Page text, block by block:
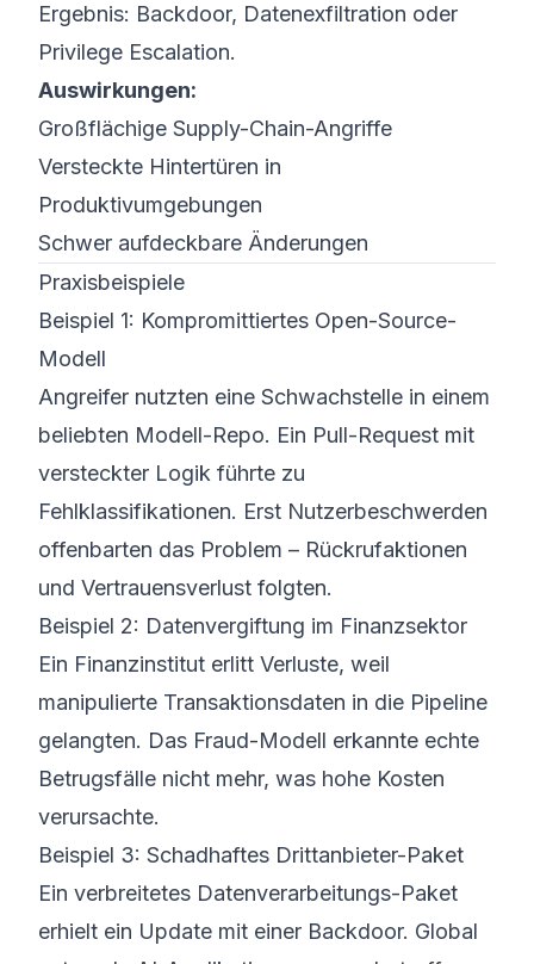
Ergebnis: Backdoor, Datenexfiltration oder
Privilege Escalation.
Auswirkungen:
Großflächige Supply-Chain-Angriffe
Versteckte Hintertüren in
Produktivumgebungen
Schwer aufdeckbare Änderungen
Praxisbeispiele
Beispiel 1: Kompromittiertes Open-Source-
Modell
Angreifer nutzten eine Schwachstelle in einem
beliebten Modell-Repo. Ein Pull-Request mit
versteckter Logik führte zu
Fehlklassifikationen. Erst Nutzerbeschwerden
offenbarten das Problem – Rückrufaktionen
und Vertrauensverlust folgten.
Beispiel 2: Datenvergiftung im Finanzsektor
Ein Finanzinstitut erlitt Verluste, weil
manipulierte Transaktionsdaten in die Pipeline
gelangten. Das Fraud-Modell erkannte echte
Betrugsfälle nicht mehr, was hohe Kosten
verursachte.
Beispiel 3: Schadhaftes Drittanbieter-Paket
Ein verbreitetes Datenverarbeitungs-Paket
erhielt ein Update mit einer Backdoor. Global